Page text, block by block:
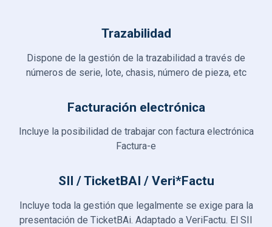
Trazabilidad
Dispone de la gestión de la trazabilidad a través de
números de serie, lote, chasis, número de pieza, etc
Facturación electrónica
Incluye la posibilidad de trabajar con factura electrónica
Factura-e
SII / TicketBAI / Veri*Factu
Incluye toda la gestión que legalmente se exige para la
presentación de TicketBAi. Adaptado a VeriFactu. El SII